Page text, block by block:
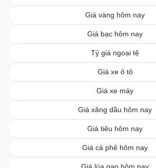
Giá vàng hôm nay
Giá bạc hôm nay
Tỷ giá ngoại tệ
Giá xe ô tô
Giá xe máy
Giá xăng dầu hôm nay
Giá tiêu hôm nay
Giá cà phê hôm nay